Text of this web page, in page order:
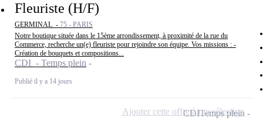
Fleuriste (H/F)
GERMINAL - 75 - PARIS
Notre boutique située dans le 15ème arrondissement, à proximité de la rue du
Commerce, recherche un(e) fleuriste pour rejoindre son équipe. Vos missions : -
Création de bouquets et compositions...
CDI - Temps plein
Publié il y a 14 jours
CDITemps plein
Ajouter cette offre à ma sélection